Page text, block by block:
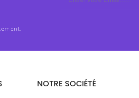
NOTRE SOCIÉTÉ